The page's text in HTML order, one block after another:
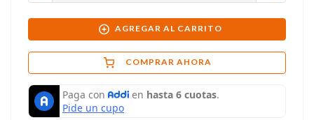
AGREGAR AL CARRITO
COMPRAR AHORA